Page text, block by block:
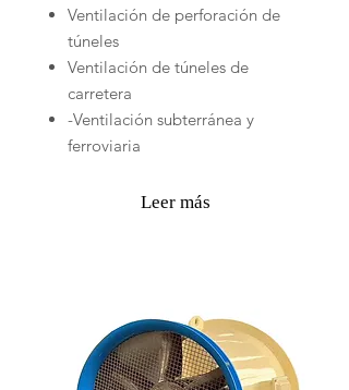
Ventilación de perforación de
túneles
Ventilación de túneles de
carretera
-Ventilación subterránea y
ferroviaria
Leer más